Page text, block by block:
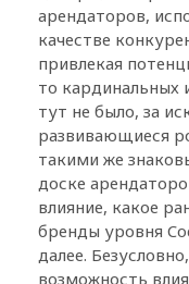
арендаторов,
качестве
привлекая
то кардинальных
тут не было, за
развивающиеся
такими же
доске
влияние, какое
бренды уровня
далее.
возможность